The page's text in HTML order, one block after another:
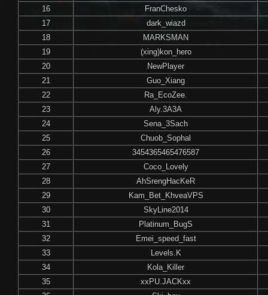
16
FranChesko
17
dark_wiazd
18
MARKSMAN
19
(xing)kon_hero
20
NewPlayer
21
Guo_Xiang
22
Ra_EcoZee.
23
Aly.3A3A
24
Sena_3Sach
25
Chuob_Sophal
26
3454365465476587
27
Coco_Lovely
28
AhSrengHacKeR
29
Kam_Bet_KhveaVPS
30
SkyLine2014
31
Platinum_BugS
32
Emei_speed_fast
33
Levels.K
34
Kola_Killer
35
xxPU.JACKxx